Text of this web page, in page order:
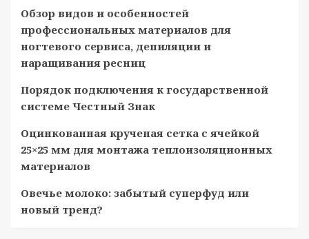
Обзор видов и особенностей
профессиональных материалов для
ногтевого сервиса, депиляции и
наращивания ресниц
Порядок подключения к государственной
системе Честный Знак
Оцинкованная крученая сетка с ячейкой
25×25 мм для монтажа теплоизоляционных
материалов
Овечье молоко: забытый суперфуд или
новый тренд?